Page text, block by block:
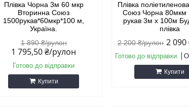
Плівка Чорна 3м 60 мкр
Вторинна Союз
1500рукав*60мкр*100 м,
Україна.
1 890 ₴/рулон
1 795,50 ₴/рулон
Готово до відправки
Купити
Плівка
Союз Чорна 80мкм
рукав 3м х 100м
плівка
2 200 ₴/рулон 2
Готово до відправки
Купити